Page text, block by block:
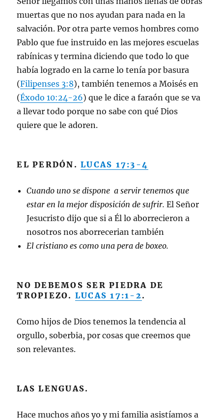
muertas que no nos ayudan para nada en la
salvación. Por otra parte vemos hombres como
Pablo que fue instruido en las mejores escuelas
rabínicas y termina diciendo que todo lo que
había logrado en la carne lo tenía por basura
(Filipenses 3:8), también tenemos a Moisés en
(Éxodo 10:24-26) que le dice a faraón que se va
a llevar todo porque no sabe con qué Dios
quiere que le adoren.
EL PERDÓN.LUCAS 17:3-4
Cuando uno se dispone a servir tenemos que
estar en la mejor disposición de sufrir. El Señor
Jesucristo dijo que si a Él lo aborrecieron a
nosotros nos aborrecerian también
El cristiano es como una pera de boxeo.
NO DEBEMOS SER PIEDRA DE
TROPIEZO. LUCAS 17:1-2.
Como hijos de Dios tenemos la tendencia al
orgullo, soberbia, por cosas que creemos que
son relevantes.
LAS LENGUAS.
Hace muchos años yo y mi familia asistíamos a